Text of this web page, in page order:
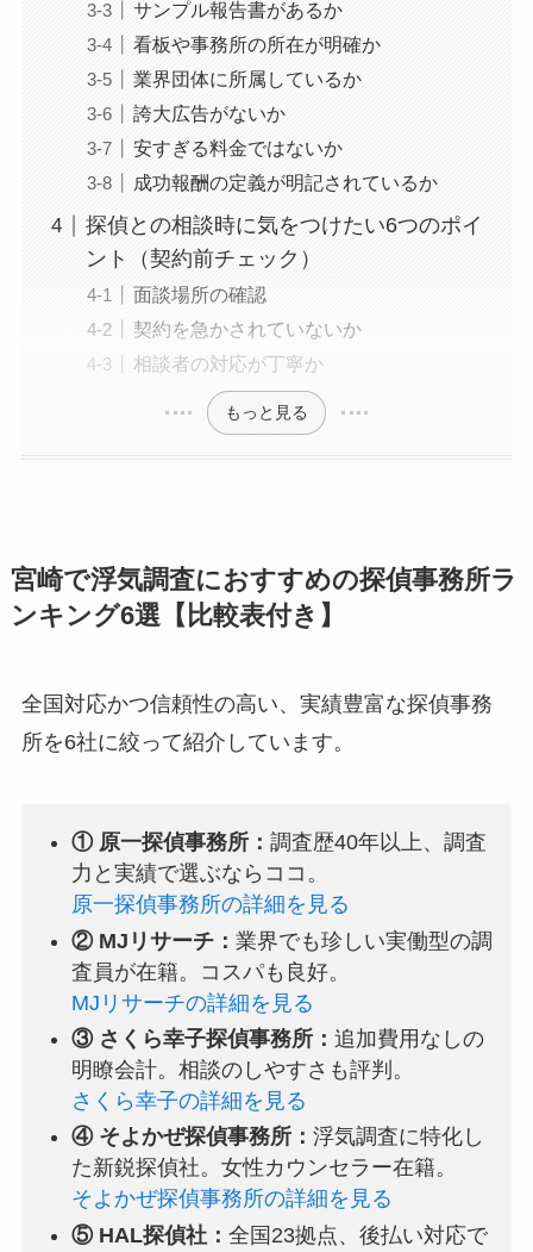
サンプル報告書があるか
看板や事務所の所在が明確か
業界団体に所属しているか
誇大広告がないか
安すぎる料金ではないか
成功報酬の定義が明記されているか
探偵との相談時に気をつけたい6つのポイ
ント（契約前チェック）
面談場所の確認
契約を急かされていないか
相談者の対応が丁寧か
もっと見る
宮崎で浮気調査におすすめの探偵事務所ラ
ンキング6選【比較表付き】
全国対応かつ信頼性の高い、実績豊富な探偵事務
所を6社に絞って紹介しています。
① 原一探偵事務所： 調査歴40年以上、調査
力と実績で選ぶならココ。
原一探偵事務所の詳細を見る
② MJリサーチ： 業界でも珍しい実働型の調
査員が在籍。コスパも良好。
MJリサーチの詳細を見る
③ さくら幸子探偵事務所： 追加費用なしの
明瞭会計。相談のしやすさも評判。
さくら幸子の詳細を見る
④ そよかぜ探偵事務所： 浮気調査に特化し
た新鋭探偵社。女性カウンセラー在籍。
そよかぜ探偵事務所の詳細を見る
⑤ HAL探偵社： 全国23拠点、後払い対応で